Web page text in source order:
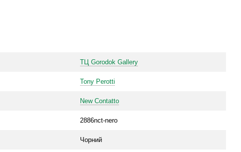
ТЦ Gorodok Gallery
Tony Perotti
New Contatto
2886nct-nero
Чорний